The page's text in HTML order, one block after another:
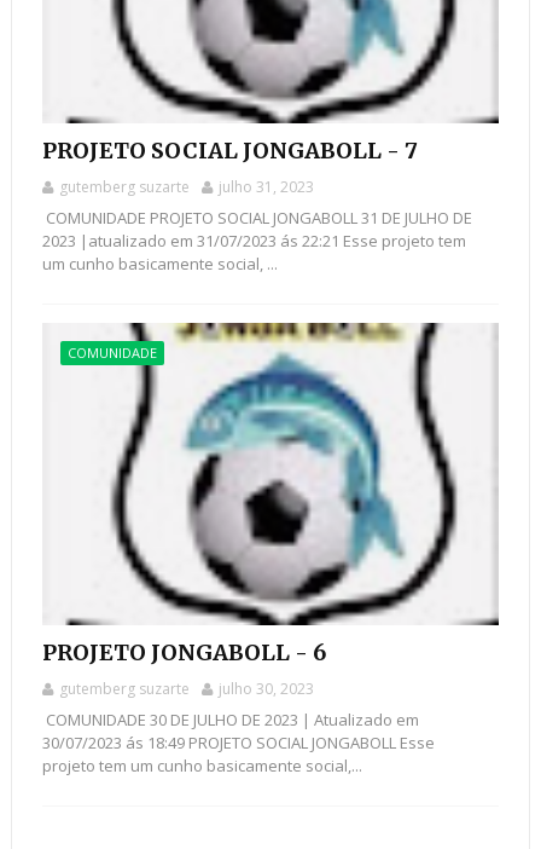
PROJETO SOCIAL JONGABOLL - 7
gutemberg suzarte julho 31, 2023
COMUNIDADE PROJETO SOCIAL JONGABOLL 31 DE JULHO DE
2023 |atualizado em 31/07/2023 ás 22:21 Esse projeto tem
um cunho basicamente social, ...
COMUNIDADE
PROJETO JONGABOLL - 6
gutemberg suzarte julho 30, 2023
COMUNIDADE 30 DE JULHO DE 2023 | Atualizado em
30/07/2023 ás 18:49 PROJETO SOCIAL JONGABOLL Esse
projeto tem um cunho basicamente social,...